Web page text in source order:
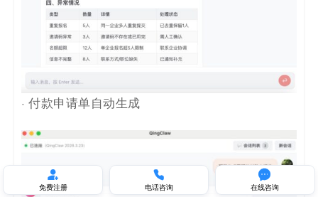
· 付款申请单自动生成

免费注册

电话咨询

在线咨询